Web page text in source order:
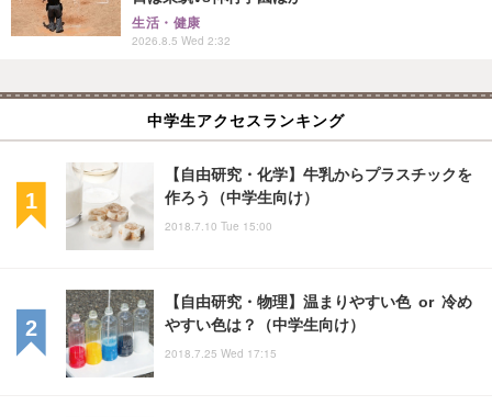
生活・健康
2026.8.5 Wed 2:32
中学生アクセスランキング
【自由研究・化学】牛乳からプラスチックを
作ろう（中学生向け）
2018.7.10 Tue 15:00
【自由研究・物理】温まりやすい色 or 冷め
やすい色は？（中学生向け）
2018.7.25 Wed 17:15